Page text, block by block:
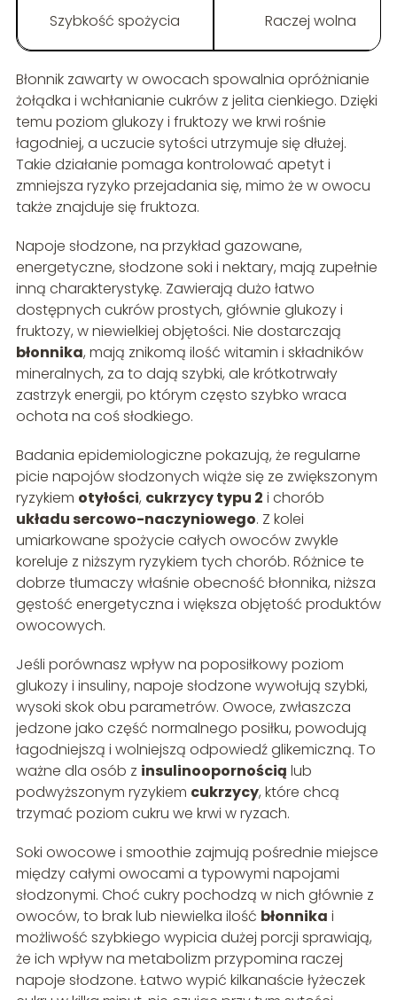
Szybkość spożycia Raczej wolna
Błonnik zawarty w owocach spowalnia opróżnianie
żołądka i wchłanianie cukrów z jelita cienkiego. Dzięki
temu poziom glukozy i fruktozy we krwi rośnie
łagodniej, a uczucie sytości utrzymuje się dłużej.
Takie działanie pomaga kontrolować apetyt i
zmniejsza ryzyko przejadania się, mimo że w owocu
także znajduje się fruktoza.
Napoje słodzone, na przykład gazowane,
energetyczne, słodzone soki i nektary, mają zupełnie
inną charakterystykę. Zawierają dużo łatwo
dostępnych cukrów prostych, głównie glukozy i
fruktozy, w niewielkiej objętości. Nie dostarczają
błonnika, mają znikomą ilość witamin i składników
mineralnych, za to dają szybki, ale krótkotrwały
zastrzyk energii, po którym często szybko wraca
ochota na coś słodkiego.
Badania epidemiologiczne pokazują, że regularne
picie napojów słodzonych wiąże się ze zwiększonym
ryzykiem otyłości, cukrzycy typu 2 i chorób
układu sercowo-naczyniowego. Z kolei
umiarkowane spożycie całych owoców zwykle
koreluje z niższym ryzykiem tych chorób. Różnice te
dobrze tłumaczy właśnie obecność błonnika, niższa
gęstość energetyczna i większa objętość produktów
owocowych.
Jeśli porównasz wpływ na poposiłkowy poziom
glukozy i insuliny, napoje słodzone wywołują szybki,
wysoki skok obu parametrów. Owoce, zwłaszcza
jedzone jako część normalnego posiłku, powodują
łagodniejszą i wolniejszą odpowiedź glikemiczną. To
ważne dla osób z insulinoopornością lub
podwyższonym ryzykiem cukrzycy, które chcą
trzymać poziom cukru we krwi w ryzach.
Soki owocowe i smoothie zajmują pośrednie miejsce
między całymi owocami a typowymi napojami
słodzonymi. Choć cukry pochodzą w nich głównie z
owoców, to brak lub niewielka ilość błonnika i
możliwość szybkiego wypicia dużej porcji sprawiają,
że ich wpływ na metabolizm przypomina raczej
napoje słodzone. Łatwo wypić kilkanaście łyżeczek